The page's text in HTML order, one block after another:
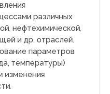
различных
нефтехимической,
и др. отраслей.
параметров
температуры)
изменения